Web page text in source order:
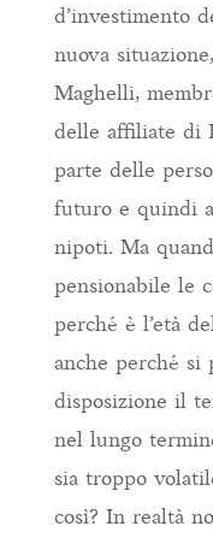
d’investimento
nuova
Maghelli,
delle affiliate di
parte delle
futuro e quindi
nipoti. Ma
pensionabile le
perché è l’età
anche perché si
disposizione il
nel lungo
sia troppo
così? In realtà